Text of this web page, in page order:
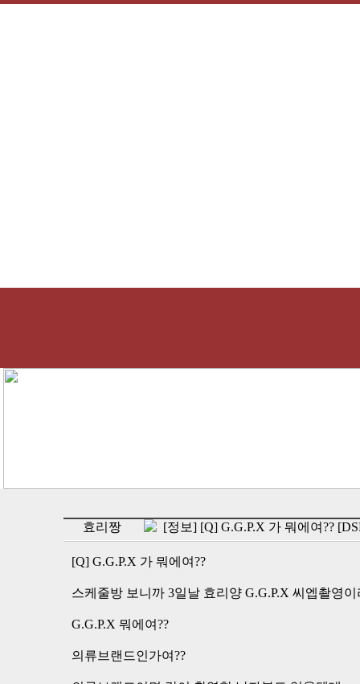
효리짱 [정보] [Q] G.G.P.X 가 뭐에여??
[Q] G.G.P.X 가 뭐에여??
스케줄방 보니까 3일날 효리양 G.G.P.X 씨엡촬영
G.G.P.X 뭐에여??
의류브랜드인가여??